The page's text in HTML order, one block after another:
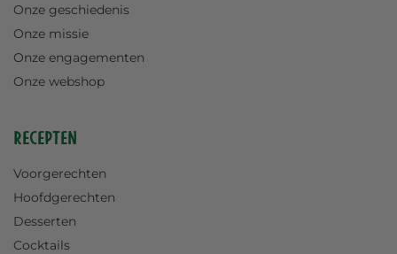
Onze geschiedenis
Onze missie
Onze engagementen
Onze webshop
Recepten
Voorgerechten
Hoofdgerechten
Desserten
Cocktails